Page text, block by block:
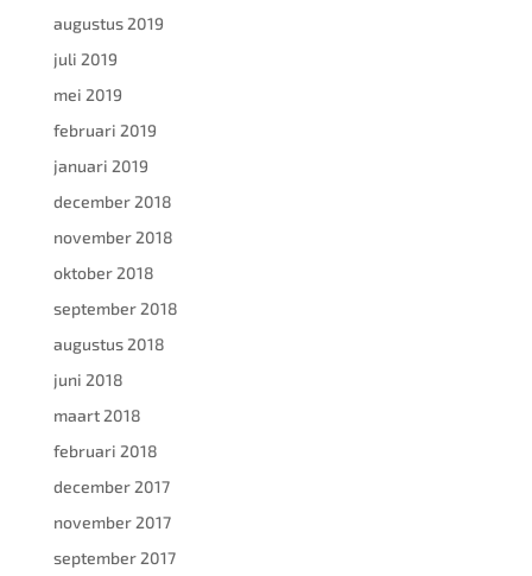
augustus 2019
juli 2019
mei 2019
februari 2019
januari 2019
december 2018
november 2018
oktober 2018
september 2018
augustus 2018
juni 2018
maart 2018
februari 2018
december 2017
november 2017
september 2017